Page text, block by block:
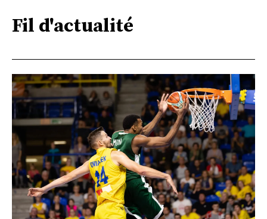
Fil d'actualité